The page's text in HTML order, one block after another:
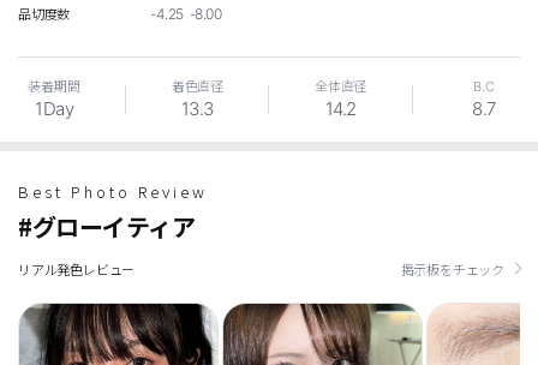
品切度数 -4.25 -8.00
装着期間
1Day
着色直径
13.3
全体直径
14.2
B.C
8.7
Best Photo Review
#グローイティア
リアル発色レビュー 掲示板をチェック